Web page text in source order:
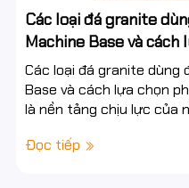
Các loại đá granite
Machine Base và
Các loại đá granite dùng
Base và cách lựa chọn
là nền tảng chịu lực của
Đọc tiếp